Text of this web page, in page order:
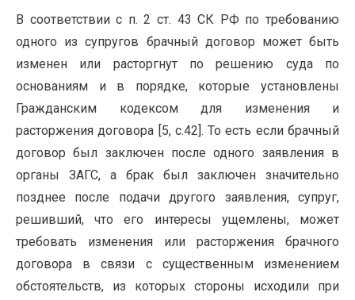
В соответствии с п. 2 ст. 43 СК РФ по требованию
одного из супругов брачный договор может быть
изменен или расторгнут по решению суда по
основаниям и в порядке, которые установлены
Гражданским кодексом для изменения и
расторжения договора [5, с.42]. То есть если брачный
договор был заключен после од­ного заявления в
органы ЗАГС, а брак был заключен значительно
позднее по­сле подачи другого заявления, супруг,
решивший, что его интересы ущемле­ны, может
требовать изменения или расторжения брачного
договора в связи с существенным изменением
обстоятельств, из которых стороны исходили при